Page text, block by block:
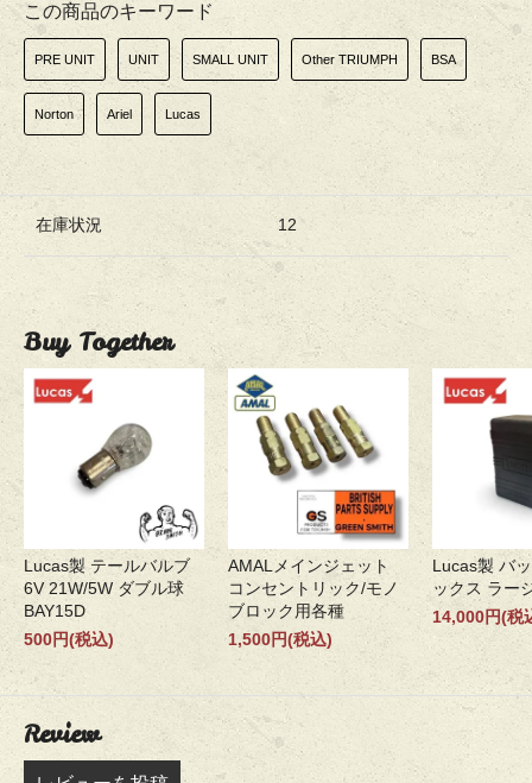
この商品のキーワード
PRE UNIT UNIT SMALL UNIT Other TRIUMPH BSA
Norton Ariel Lucas
在庫状況 12
Buy Together
Lucas製 テールバルブ
6V 21W/5W ダブル球
BAY15D
500円(税込)
AMALメインジェット
コンセントリック/モノ
ブロック用各種
1,500円(税込)
Lucas製 バ
ックス ラー
14,000円(税
Review